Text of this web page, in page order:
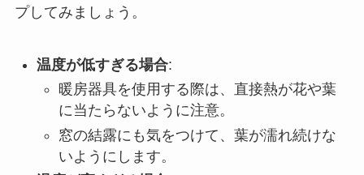
プしてみましょう。
温度が低すぎる場合:
暖房器具を使用する際は、直接熱が花や葉
に当たらないように注意。
窓の結露にも気をつけて、葉が濡れ続けな
いようにします。